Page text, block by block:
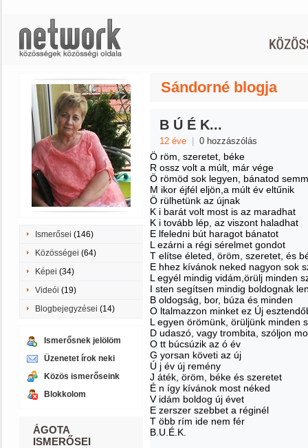
Ismerősei (146)
Közösségei (64)
Képei (34)
Videói (19)
Blogbejegyzései (14)
Ismerősnek jelölöm
Üzenetet írok neki
Közös ismerőseink
Blokkolom
ÁGOTA
ISMERŐSEI
Sándorné blogja
B Ú É K...
12 éve 0 hozzászólás
Ö röm, szeretet, béke
R ossz volt a múlt, már vége
Ö römöd sok legyen, bánatod
M ikor éjfél eljön,a múlt év eltűnik
Ö rülhetünk az újnak
K i barát volt most is az maradhat
K i tovább lép, az viszont haladhat
E lfeledni bút haragot bánatot
L ezárni a régi sérelmet gondot
T elítse életed, öröm, szeretet, és
E hhez kívánok neked nagyon sok
L egyél mindig vidám,örülj minden
I sten segítsen mindig boldognak
B oldogság, bor, búza és minden
O ltalmazzon minket ez Új
L egyen örömünk, örüljünk minden
D udaszó, vagy trombita, szóljon
O tt búcsúzik az ó év
G yorsan követi az új
Ú j év új remény
J áték, öröm, béke és szeretet
É n így kívánok most néked
V idám boldog új évet
E zerszer szebbet a réginél
T öbb rím ide nem fér
B.U.É.K.